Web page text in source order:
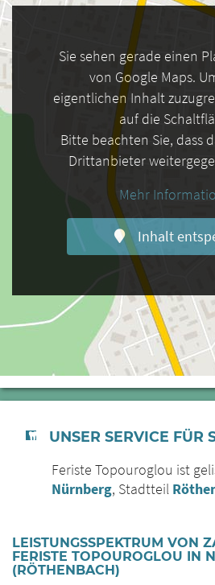
Sie sehen gerade einen
von Google Maps.
eigentlichen Inhalt
auf die
Bitte beachten Sie, dass
Drittanbieter
Mehr
Inhalt
UNSER SERVICE FÜR
Feriste Topouroglou ist
Nürnberg, Stadtteil
LEISTUNGSSPEKTRUM VON
FERISTE TOPOUROGLOU IN
(RÖTHENBACH)